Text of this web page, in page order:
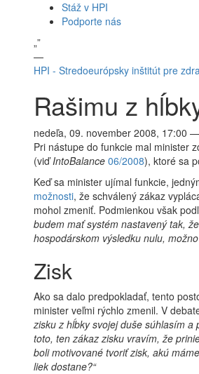
Stáž v HPI
Podporte nás
„”
—
HPI - Stredoeurópsky inštitút pre
Rašimu z
nedeľa, 09. november 2008, 17:00 —
Pri nástupe do funkcie mal minister
(viďIntoBalance 06/2008), ktoré sa
Keď sa minister ujímal funkcie,
možnosti, že schválený zákaz
mohol zmeniť. Podmienkou však
budem mať systém nastavený tak,
hospodárskom výsledku nulu,
Zisk
Ako sa dalo predpokladať, tento
minister veľmi rýchlo zmenil. V
zisku z hĺbky svojej duše súhlasím
toto, ten zákaz zisku vravím, že
boli motivované tvoriť zisk, akú
liek dostane?“